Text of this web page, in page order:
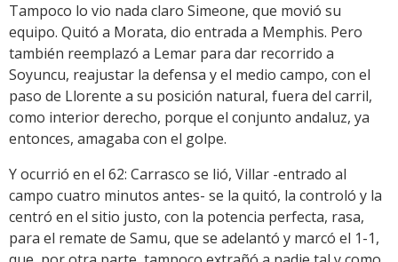
Tampoco lo vio nada claro Simeone, que movió su
equipo. Quitó a Morata, dio entrada a Memphis. Pero
también reemplazó a Lemar para dar recorrido a
Soyuncu, reajustar la defensa y el medio campo, con el
paso de Llorente a su posición natural, fuera del carril,
como interior derecho, porque el conjunto andaluz, ya
entonces, amagaba con el golpe.
Y ocurrió en el 62: Carrasco se lió, Villar -entrado al
campo cuatro minutos antes- se la quitó, la controló y la
centró en el sitio justo, con la potencia perfecta, rasa,
para el remate de Samu, que se adelantó y marcó el 1-1,